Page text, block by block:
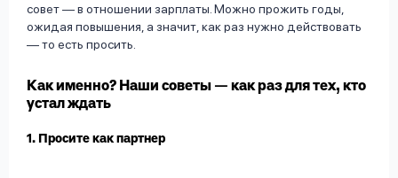
совет — в отношении зарплаты. Можно прожить годы,
ожидая повышения, а значит, как раз нужно действовать
— то есть просить.
Как именно? Наши советы — как раз для тех, кто
устал ждать
1. Просите как партнер